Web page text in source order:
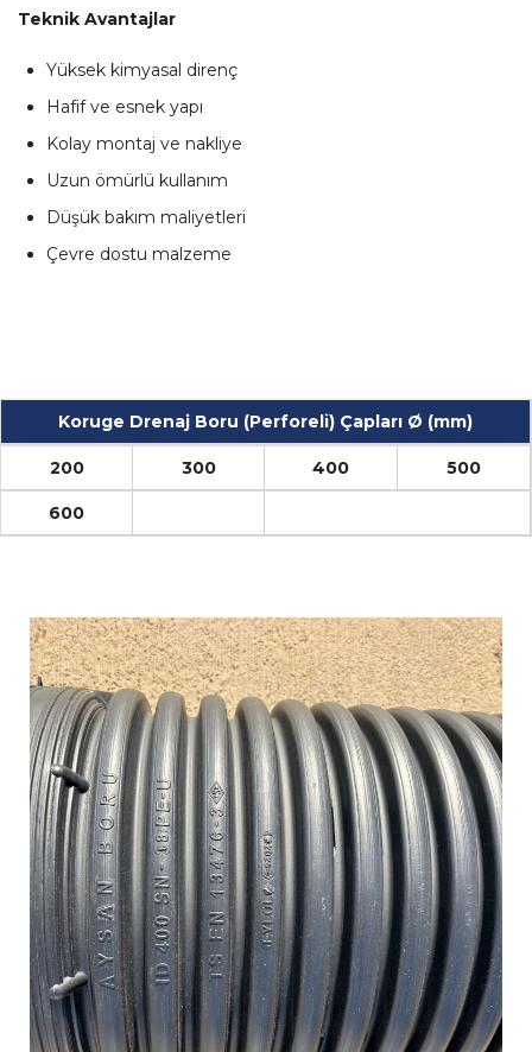
Teknik Avantajlar
Yüksek kimyasal direnç
Hafif ve esnek yapı
Kolay montaj ve nakliye
Uzun ömürlü kullanım
Düşük bakım maliyetleri
Çevre dostu malzeme
Koruge Drenaj Boru (Perforeli) Çapları Ø (mm)
200 300 400 500
600